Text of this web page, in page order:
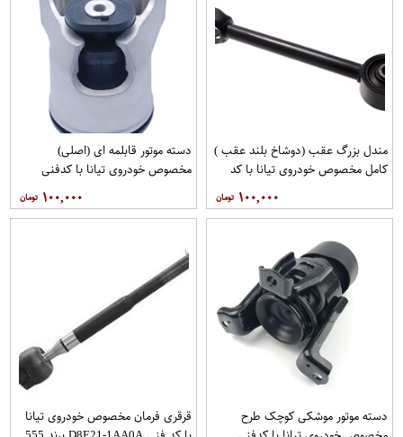
مندل بزرگ عقب (دوشاخ بلند عقب )
کامل مخصوص خودروی تیانا با کد
فنی 55110-JN00Aبرند EEP فروشگاه
مگاموتور
۱۰۰,۰۰۰
دسته موتور قابلمه ای (اصلی)
مخصوص خودروی تیانا با کدفنی
فروشگاه مگاموتور
۱۰۰,۰۰۰
دسته موتور موشکی کوچک طرح
قرقری فرمان مخصوص خودروی تیانا